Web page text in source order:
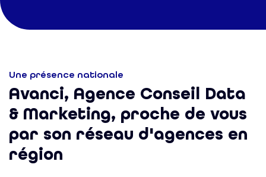
Une présence nationale
Avanci, Agence Conseil Data
& Marketing, proche de vous
par son réseau d'agences en
région